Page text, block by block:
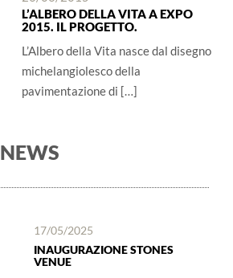
L’ALBERO DELLA VITA A EXPO
2015. IL PROGETTO.
L’Albero della Vita nasce dal disegno
michelangiolesco della
pavimentazione di […]
NEWS
17/05/2025
INAUGURAZIONE STONES
VENUE